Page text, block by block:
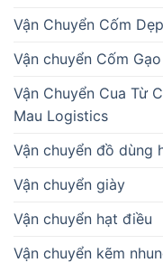
Vận Chuyển Cốm
Vận chuyển Cốm
Vận Chuyển Cua Từ
Mau Logistics
Vận chuyển đồ dùng
Vận chuyển giày
Vận chuyển hạt điều
Vận chuyển kẽm